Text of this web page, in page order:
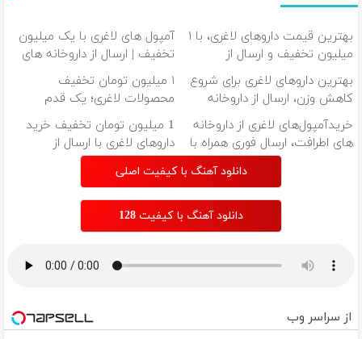
بهترین قیمت داروهای لاغری، با ۱
میلیون تخفیف و ارسال از
آمپول های لاغری با یک میلیون
تخفیف | ارسال از داروخانه های
معتبر
بهترین داروهای لاغری برای شروع
کاهش وزن، ارسال از داروخانه
های نزدیکت!
۱ میلیون تومان تخفیف
محصولات لاغری؛ یک قدم
نزدیک‌تر به شروع کاهش وزن
خریدآمپول‌های لاغری از داروخانه
های اطرافت، ارسال فوری همراه با
1 میلیون تومان تخفیف خرید
داروهای لاغری با ارسال از
داروخانه و پک یخ!
دانلود آهنگ با کیفیت اصلی
دانلود آهنگ با کیفیت 128
از سراسر وب